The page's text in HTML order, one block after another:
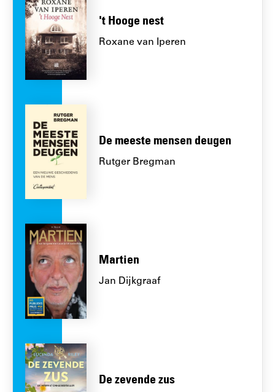
't Hooge nest
Roxane van Iperen
De meeste mensen deugen
Rutger Bregman
Martien
Jan Dijkgraaf
De zevende zus